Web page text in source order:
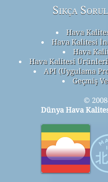
Sıkça
Hava
Hava Kalitesi
Hava
Hava Kalitesi
API (Uygulama
Geçmiş
©
Dünya Hava